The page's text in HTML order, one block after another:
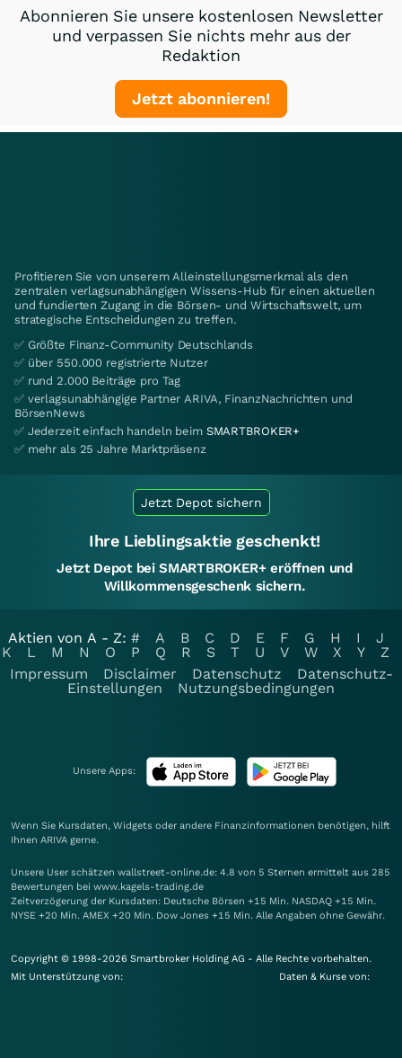
Abonnieren Sie unsere kostenlosen Newsletter
und verpassen Sie nichts mehr aus der
Redaktion
Jetzt abonnieren!
Profitieren Sie von unserem Alleinstellungsmerkmal als den
zentralen verlagsunabhängigen Wissens-Hub für einen aktuellen
und fundierten Zugang in die Börsen- und Wirtschaftswelt, um
strategische Entscheidungen zu treffen.
✅ Größte Finanz-Community Deutschlands
✅ über 550.000 registrierte Nutzer
✅ rund 2.000 Beiträge pro Tag
✅ verlagsunabhängige Partner ARIVA, FinanzNachrichten und
BörsenNews
✅ Jederzeit einfach handeln beim SMARTBROKER+
✅ mehr als 25 Jahre Marktpräsenz
Jetzt Depot sichern
Ihre Lieblingsaktie geschenkt!
Jetzt Depot bei SMARTBROKER+ eröffnen und
Willkommensgeschenk sichern.
Aktien von A - Z: # A B C D E F G H I
J
K
L M N O P Q R S T U V W X Y
Z
Impressum
Disclaimer Datenschutz
Datenschutz-
Einstellungen
Nutzungsbedingungen
Unsere Apps:
Wenn Sie Kursdaten, Widgets oder andere Finanzinformationen benötigen, hilft
Ihnen ARIVA gerne.
Unsere User schätzen wallstreet-online.de: 4.8 von 5 Sternen ermittelt aus 285
Bewertungen bei www.kagels-trading.de
Zeitverzögerung der Kursdaten: Deutsche Börsen +15 Min. NASDAQ +15 Min.
NYSE +20 Min. AMEX +20 Min. Dow Jones +15 Min. Alle Angaben ohne Gewähr.
Copyright © 1998-2026 Smartbroker Holding AG - Alle Rechte vorbehalten.
Mit Unterstützung von:
Daten & Kurse von: